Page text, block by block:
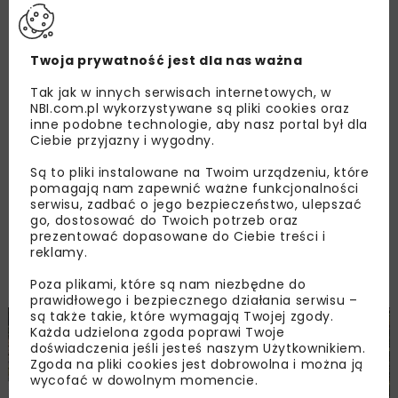
Osuwiska to częsty problem zarówno podczas
budowy, jak i w trakcie utrzymania szlaków
komunikacyjnych. Najłatwiejszym sposobem
byłoby ominięcie potencjalnego czy już
czynnego osuwiska. Nie zawsze jednak jest to
możliwe. Wówczas konieczne jest podjęcie
działań związanych z odpowiednim
kształtowaniem skarpy oraz zastosowanie
konstrukcji stabilizujących.
Twoja prywatność jest dla nas ważna
Tak jak w innych serwisach internetowych, w
NBI.com.pl wykorzystywane są pliki cookies oraz
inne podobne technologie, aby nasz portal był dla
Ciebie przyjazny i wygodny.
Są to pliki instalowane na Twoim urządzeniu, które
pomagają nam zapewnić ważne funkcjonalności
serwisu, zadbać o jego bezpieczeństwo, ulepszać
go, dostosować do Twoich potrzeb oraz
prezentować dopasowane do Ciebie treści i
reklamy.
Poza plikami, które są nam niezbędne do
prawidłowego i bezpiecznego działania serwisu –
są także takie, które wymagają Twojej zgody.
Każda udzielona zgoda poprawi Twoje
doświadczenia jeśli jesteś naszym Użytkownikiem.
Zgoda na pliki cookies jest dobrowolna i można ją
wycofać w dowolnym momencie.